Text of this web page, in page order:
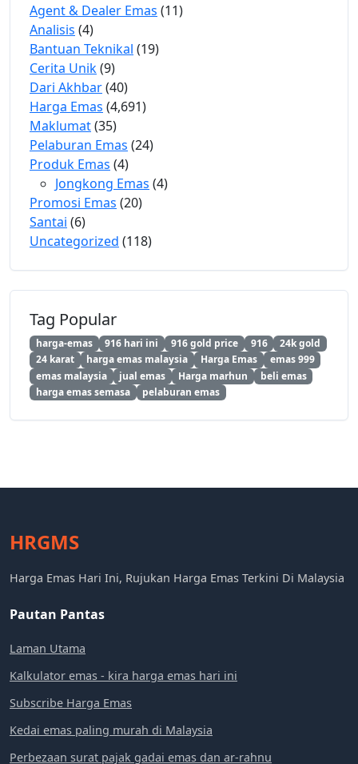
Agent & Dealer Emas (11)
Analisis (4)
Bantuan Teknikal (19)
Cerita Unik(9)
Dari Akhbar(40)
Harga Emas (4,691)
Maklumat(35)
Pelaburan Emas (24)
Produk Emas (4)
Jongkong Emas (4)
Promosi Emas (20)
Santai (6)
Uncategorized (118)
Tag Popular
harga-emas 916 hari ini 916 gold price 916
24k gold
24 karat
harga emas malaysia Harga Emas
emas 999
emas malaysia
jual emas Harga marhun
beli emas
harga emas semasa
pelaburan emas
HRGMS
Harga Emas Hari Ini, Rujukan Harga Emas Terkini Di Malaysia
Pautan Pantas
Laman Utama
Kalkulator emas - kira harga emas hari ini
Subscribe Harga Emas
Kedai emas paling murah di Malaysia
Perbezaan surat pajak gadai emas dan ar-rahnu